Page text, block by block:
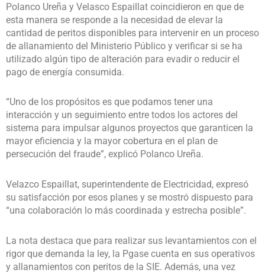
Polanco Ureña y Velasco Espaillat coincidieron en que de
esta manera se responde a la necesidad de elevar la
cantidad de peritos disponibles para intervenir en un proceso
de allanamiento del Ministerio Público y verificar si se ha
utilizado algún tipo de alteración para evadir o reducir el
pago de energía consumida.
“Uno de los propósitos es que podamos tener una
interacción y un seguimiento entre todos los actores del
sistema para impulsar algunos proyectos que garanticen la
mayor eficiencia y la mayor cobertura en el plan de
persecución del fraude”, explicó Polanco Ureña.
Velazco Espaillat, superintendente de Electricidad, expresó
su satisfacción por esos planes y se mostró dispuesto para
“una colaboración lo más coordinada y estrecha posible”.
La nota destaca que para realizar sus levantamientos con el
rigor que demanda la ley, la Pgase cuenta en sus operativos
y allanamientos con peritos de la SIE. Además, una vez